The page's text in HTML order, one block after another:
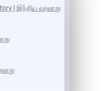
| இந்திய வரலாறு